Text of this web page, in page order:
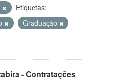
Etiquetas:
Graduação
- Contratações